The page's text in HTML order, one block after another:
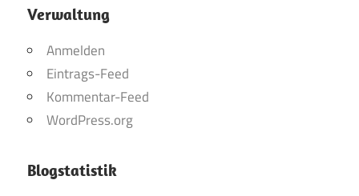
Verwaltung
Anmelden
Eintrags-Feed
Kommentar-Feed
WordPress.org
Blogstatistik